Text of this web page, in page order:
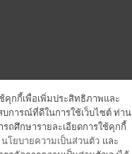
- 2348
- 6407
ช้คุกกี้เพื่อเพิ่มประสิทธิภาพและ
บการณ์ที่ดีในการใช้เว็บไซต์ ท่าน
รถศึกษารายละเอียดการใช้คุกกี้
นโยบายความเป็นส่วนตัว และ